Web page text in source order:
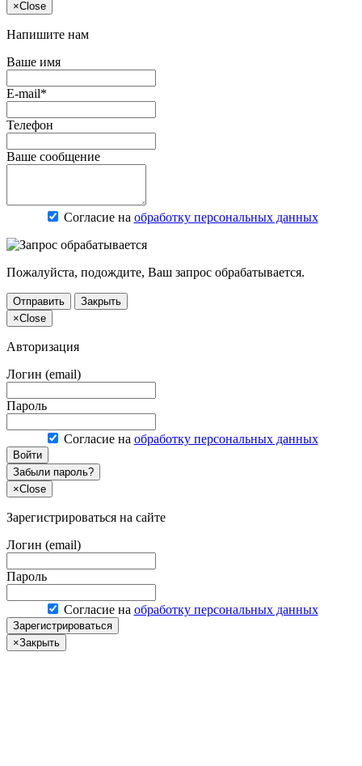
×Close
Напишите нам
Ваше имя
E-mail*
Телефон
Ваше сообщение
Согласие на обработку персональных данных
Пожалуйста, подождите, Ваш запрос обрабатывается.
Отправить
Закрыть
×Close
Авторизация
Логин (email)
Пароль
Согласие на обработку персональных данных
Войти
Забыли пароль?
×Close
Зарегистрироваться на сайте
Логин (email)
Пароль
Согласие на обработку персональных данных
Зарегистрироваться
×Закрыть